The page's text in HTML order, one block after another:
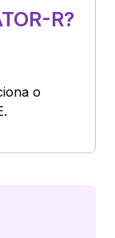
R?
o